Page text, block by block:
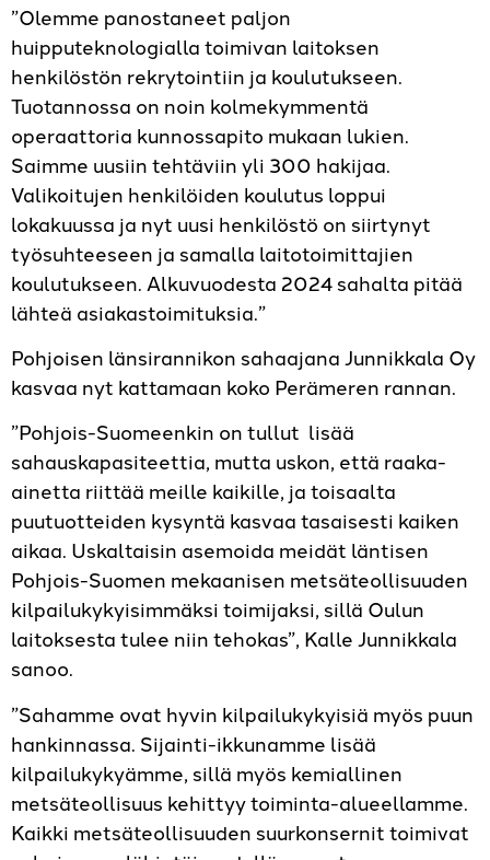
”Olemme panostaneet paljon
huipputeknologialla toimivan laitoksen
henkilöstön rekrytointiin ja koulutukseen.
Tuotannossa on noin kolmekymmentä
operaattoria kunnossapito mukaan lukien.
Saimme uusiin tehtäviin yli 300 hakijaa.
Valikoitujen henkilöiden koulutus loppui
lokakuussa ja nyt uusi henkilöstö on siirtynyt
työsuhteeseen ja samalla laitotoimittajien
koulutukseen. Alkuvuodesta 2024 sahalta pitää
lähteä asiakastoimituksia.”
Pohjoisen länsirannikon sahaajana Junnikkala Oy
kasvaa nyt kattamaan koko Perämeren rannan.
”Pohjois-Suomeenkin on tullut lisää
sahauskapasiteettia, mutta uskon, että raaka-
ainetta riittää meille kaikille, ja toisaalta
puutuotteiden kysyntä kasvaa tasaisesti kaiken
aikaa. Uskaltaisin asemoida meidät läntisen
Pohjois-Suomen mekaanisen metsä­teollisuuden
kilpailukykyisimmäksi toimijaksi, sillä Oulun
laitoksesta tulee niin tehokas”, Kalle Junnikkala
sanoo.
”Sahamme ovat hyvin kilpailukykyisiä myös puun
hankinnassa. Sijainti-ikkunamme lisää
kilpailukykyämme, sillä myös kemiallinen
metsäteollisuus kehittyy toiminta-alueellamme.
Kaikki metsäteollisuuden suurkonsernit toimivat